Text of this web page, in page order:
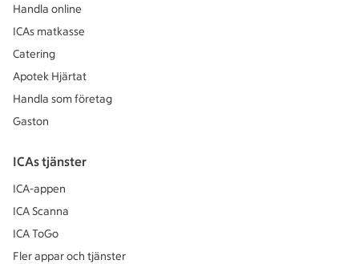
Handla online
ICAs matkasse
Catering
Apotek Hjärtat
Handla som företag
Gaston
ICAs tjänster
ICA-appen
ICA Scanna
ICA ToGo
Fler appar och tjänster